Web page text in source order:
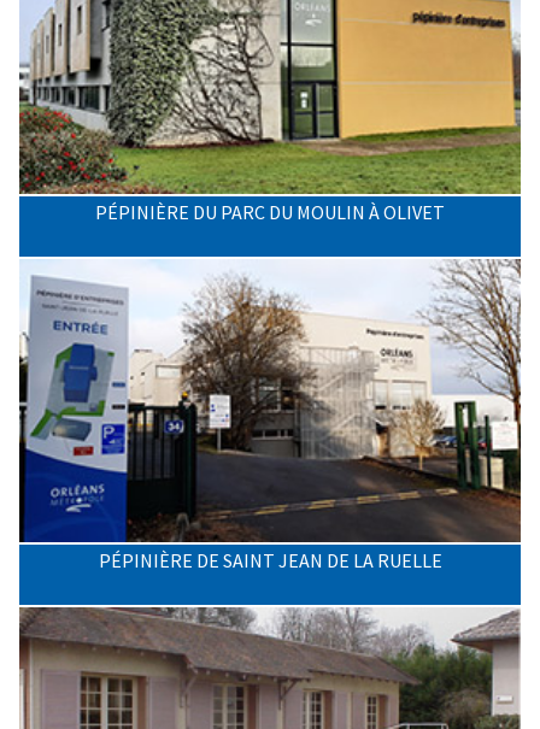
PÉPINIÈRE DU PARC DU MOULIN À OLIVET
PÉPINIÈRE DE SAINT JEAN DE LA RUELLE